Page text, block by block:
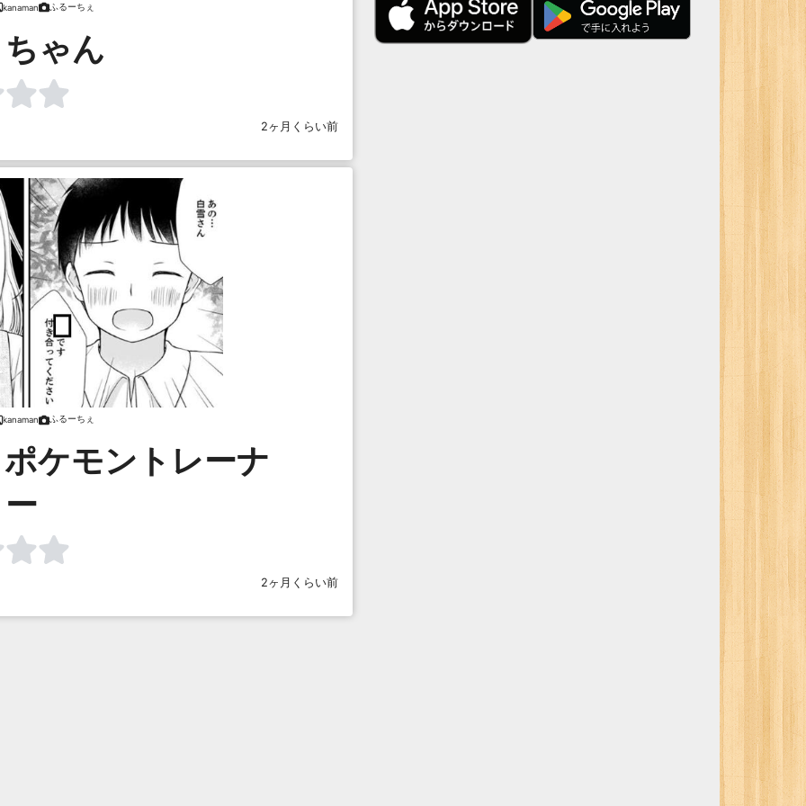
kanaman ふるーちぇ
ゃん
2ヶ月くらい前
kanaman ふるーちぇ
ケモントレーナ
ー
2ヶ月くらい前